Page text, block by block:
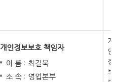
개인정보보호 책임자
이 름 : 최길묵
소 속 : 영업본부
개
인
정
보